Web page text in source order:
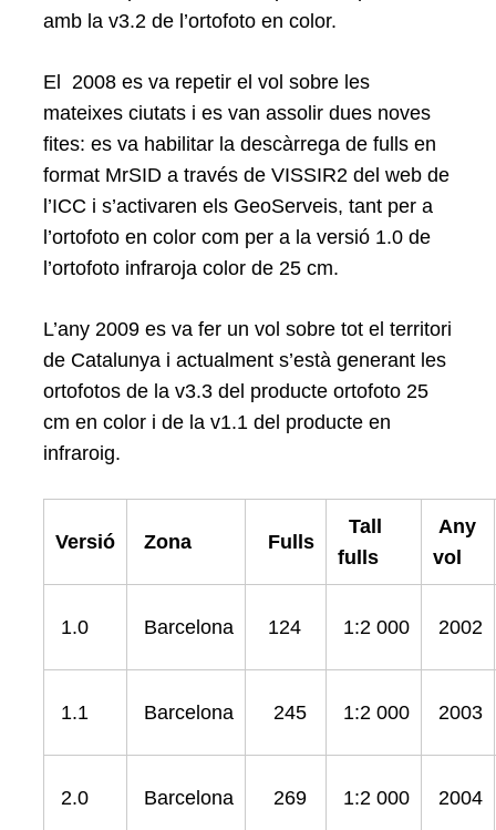
amb la v3.2 de l’ortofoto en color.
El 2008 es va repetir el vol sobre les
mateixes ciutats i es van assolir dues noves
fites: es va habilitar la descàrrega de fulls en
format MrSID a través de VISSIR2 del web de
l’ICC i s’activaren els GeoServeis, tant per a
l’ortofoto en color com per a la versió 1.0 de
l’ortofoto infraroja color de 25 cm.
L’any 2009 es va fer un vol sobre tot el territori
de Catalunya i actualment s’està generant les
ortofotos de la v3.3 del producte ortofoto 25
cm en color i de la v1.1 del producte en
infraroig.
Versió Zona Fulls
Tall
fulls
Any
vol
1.0 Barcelona 124 1:2 000 2002
1.1 Barcelona 245 1:2 000 2003
2.0 Barcelona 269 1:2 000 2004
Search